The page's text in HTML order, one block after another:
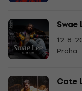
Swae
12. 8.
Praha
Cate